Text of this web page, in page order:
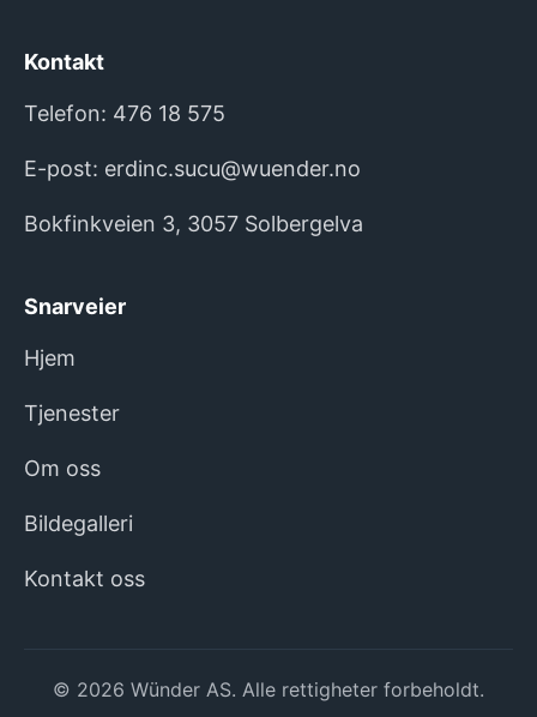
Kontakt
Telefon: 476 18 575
E-post: erdinc.sucu@wuender.no
Bokfinkveien 3, 3057 Solbergelva
Snarveier
Hjem
Tjenester
Om oss
Bildegalleri
Kontakt oss
© 2026 Wünder AS. Alle rettigheter forbeholdt.